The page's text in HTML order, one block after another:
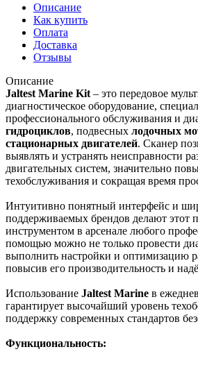
Описание
Как купить
Оплата
Доставка
Отзывы
Описание
Jaltest Marine Kit – это передовое
диагностическое оборудование,
профессионального обслуживания и
гидроциклов, подвесных лодочных
стационарных двигателей. Сканер
выявлять и устранять неисправности
двигательных систем, значительно
техобслуживания и сокращая время
Интуитивно понятный интерфейс и
поддерживаемых брендов делают этот
инструментом в арсенале любого
помощью можно не только провести
выполнить настройки и оптимизацию
повысив его производительность и
Использование Jaltest Marine в
гарантирует высочайший уровень
поддержку современных стандартов
Функциональность: